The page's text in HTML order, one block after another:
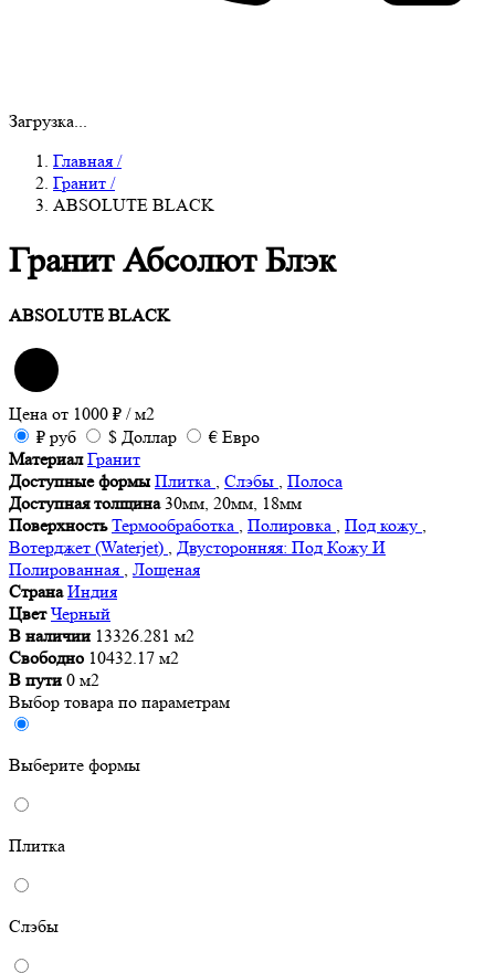
Загрузка...
Главная /
Гранит /
ABSOLUTE BLACK
Гранит Абсолют Блэк
ABSOLUTE BLACK
Цена от 1000 ₽ / м2
₽ руб $ Доллар € Евро
Материал Гранит
Доступные формы Плитка Слэбы
Полоса
Доступная толщина 30мм, 20мм, 18мм
Поверхность Термообработка Полировка Под кожу
Вотерджет (Waterjet)
Двусторонняя: Под Кожу И
Полированная
Лощеная
Страна Индия
Цвет Черный
В наличии 13326.281 м2
Свободно 10432.17 м2
В пути 0 м2
Выбор товара по параметрам
Выберите формы
Плитка
Слэбы